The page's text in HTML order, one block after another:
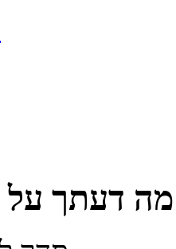
מה דעתך על